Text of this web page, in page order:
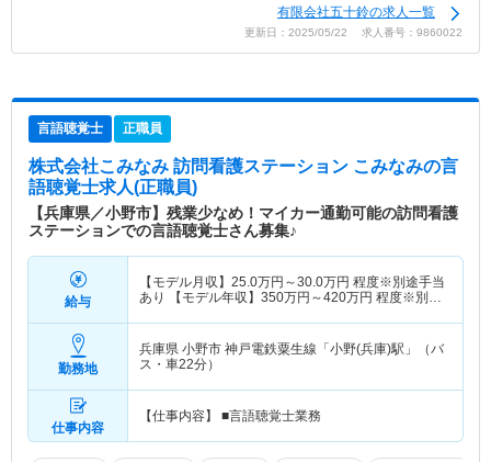
有限会社五十鈴の求人一覧
更新日：2025/05/22 求人番号：9860022
言語聴覚士 正職員
株式会社こみなみ 訪問看護ステーション こみなみの言
語聴覚士求人(正職員)
【兵庫県／小野市】残業少なめ！マイカー通勤可能の訪問看護
ステーションでの言語聴覚士さん募集♪
給与
【モデル月収】 25.0万円～30.0万円 程度※別途手当
あり 【モデル年収】 350万円～420万円 程度※別途
勤務地
兵庫県 小野市 神戸電鉄粟生線「小野(兵庫)駅」（バ
ス・車22分）
仕事内容
【仕事内容】 ■言語聴覚士業務